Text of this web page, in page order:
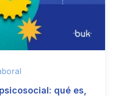
qué es,